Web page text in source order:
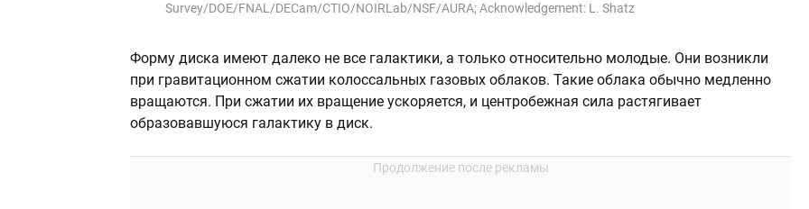
Survey/DOE/FNAL/DECam/CTIO/NOIRLab/NSF/AURA; Acknowledgement: L. Shatz
Форму диска имеют далеко не все галактики, а только относительно молодые. Они возникли
при гравитационном сжатии колоссальных газовых облаков. Такие облака обычно медленно
вращаются. При сжатии их вращение ускоряется, и центробежная сила растягивает
образовавшуюся галактику в диск.